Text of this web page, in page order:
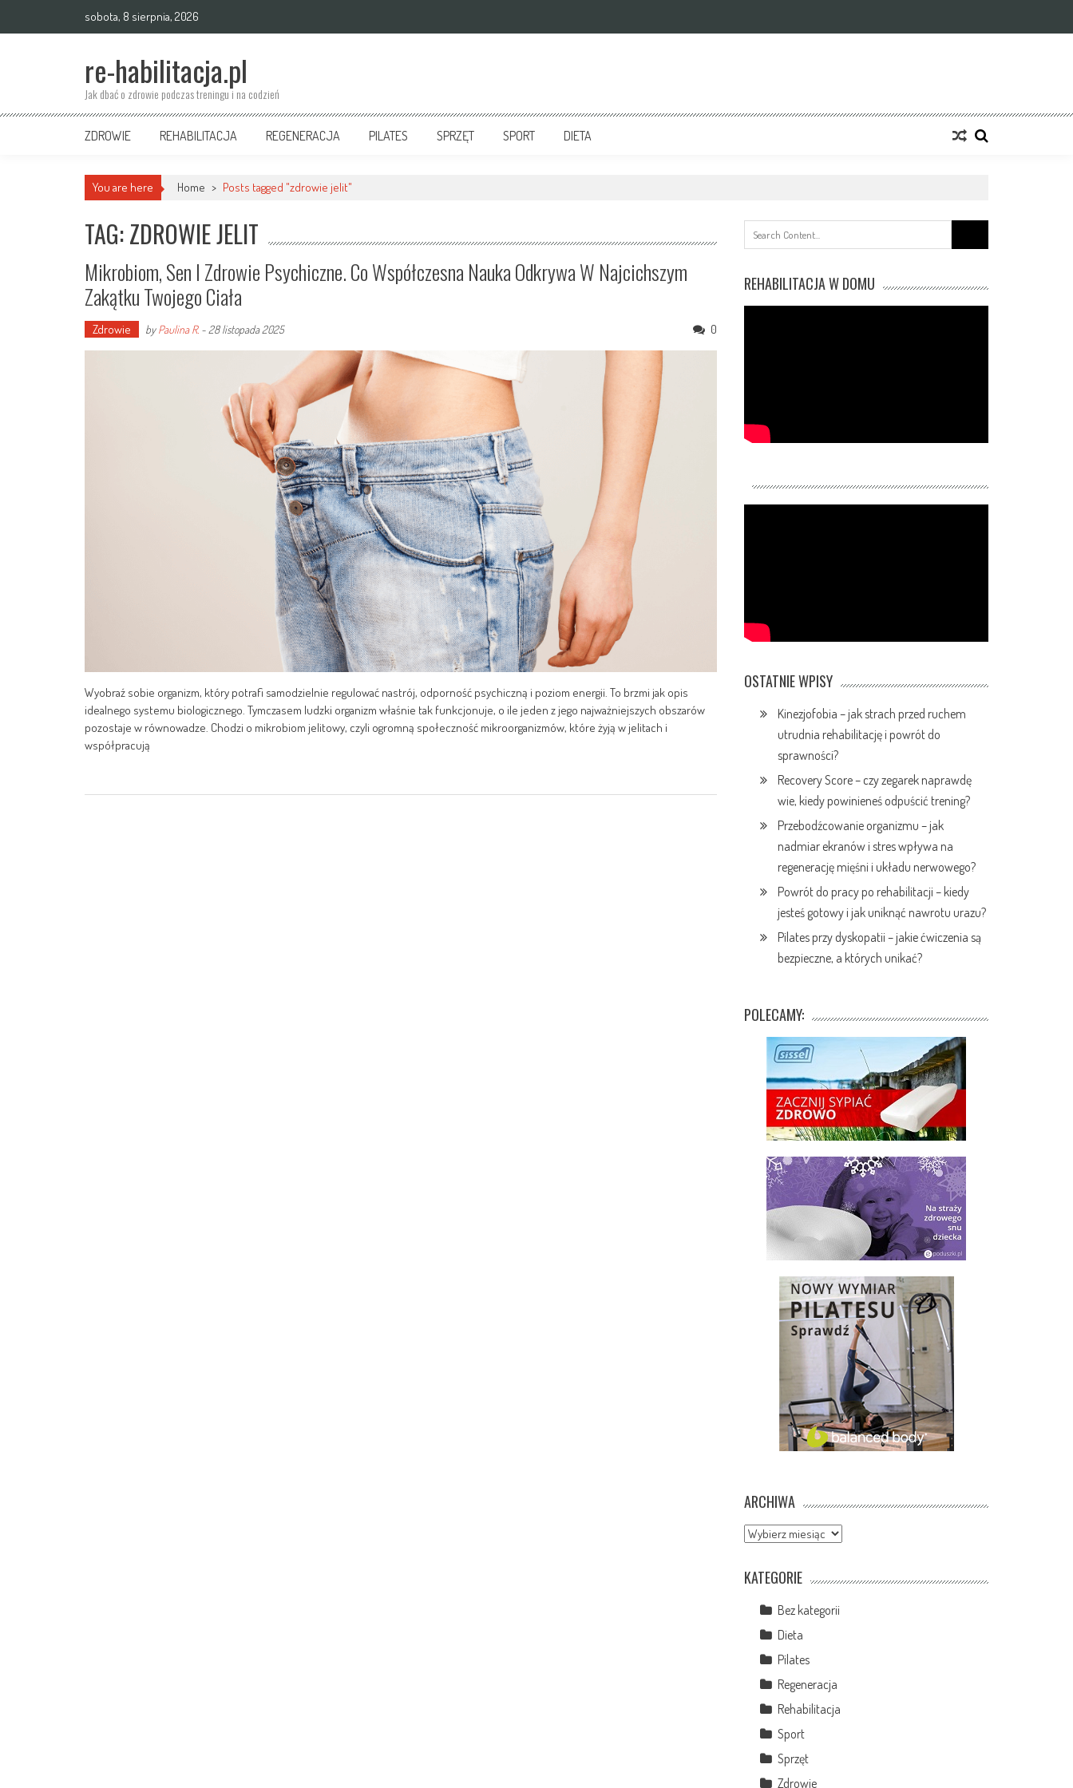
sobota, 8 sierpnia, 2026
re-habilitacja.pl
Jak dbać o zdrowie podczas treningu i na codzień
ZDROWIE REHABILITACJA REGENERACJA PILATES SPRZĘT SPORT DIETA
You are here Home > Posts tagged "zdrowie jelit"
TAG: ZDROWIE JELIT
Mikrobiom, Sen I Zdrowie Psychiczne. Co Współczesna Nauka Odkrywa W Najcichszym
Zakątku Twojego Ciała
Zdrowie byPaulina R. - 28 listopada 2025 0
Wyobraź sobie organizm, który potrafi samodzielnie regulować nastrój, odporność psychiczną i poziom energii. To brzmi jak opis
idealnego systemu biologicznego. Tymczasem ludzki organizm właśnie tak funkcjonuje, o ile jeden z jego najważniejszych obszarów
pozostaje w równowadze. Chodzi o mikrobiom jelitowy, czyli ogromną społeczność mikroorganizmów, które żyją w jelitach i
współpracują
for:
REHABILITACJA W DOMU
OSTATNIE WPISY
Kinezjofobia – jak strach przed ruchem
utrudnia rehabilitację i powrót do
sprawności?
Recovery Score – czy zegarek naprawdę
wie, kiedy powinieneś odpuścić trening?
Przebodźcowanie organizmu – jak
nadmiar ekranów i stres wpływa na
regenerację mięśni i układu nerwowego?
Powrót do pracy po rehabilitacji – kiedy
jesteś gotowy i jak uniknąć nawrotu urazu?
Pilates przy dyskopatii – jakie ćwiczenia są
bezpieczne, a których unikać?
POLECAMY:
ARCHIWA
Archiwa
KATEGORIE
Bez kategorii
Dieta
Pilates
Regeneracja
Rehabilitacja
Sport
Sprzęt
Zdrowie